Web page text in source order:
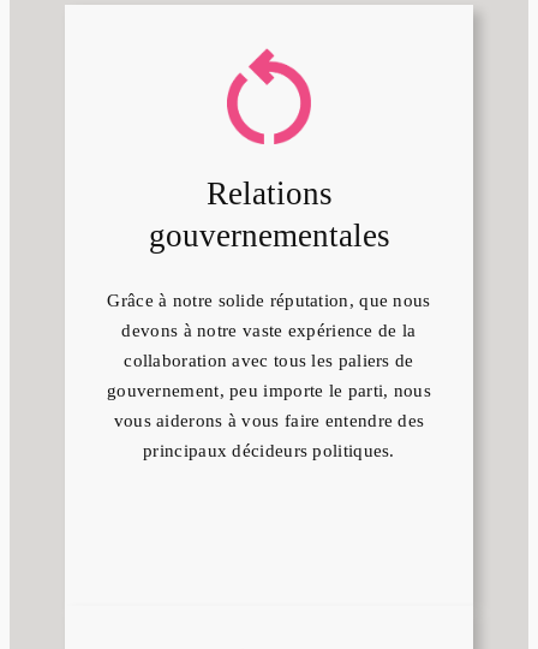
Relations
gouvernementales
Grâce à notre solide réputation, que nous
devons à notre vaste expérience de la
collaboration avec tous les paliers de
gouvernement, peu importe le parti, nous
vous aiderons à vous faire entendre des
principaux décideurs politiques.